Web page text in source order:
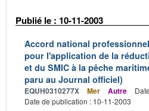
Publié le : 10-11-2003
Accord national
pour l'application de la
et du SMIC à la pêche
paru au Journal officiel)
EQUH0310277X Mer Autre
Date de publication : 10-11-2003